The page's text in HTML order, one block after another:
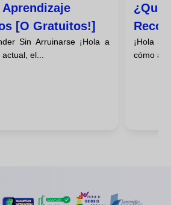
[o Gratuitos!]
Sin Arruinarse ¡Hola a
el...
¿qué
Para
¡Hola a
cómo